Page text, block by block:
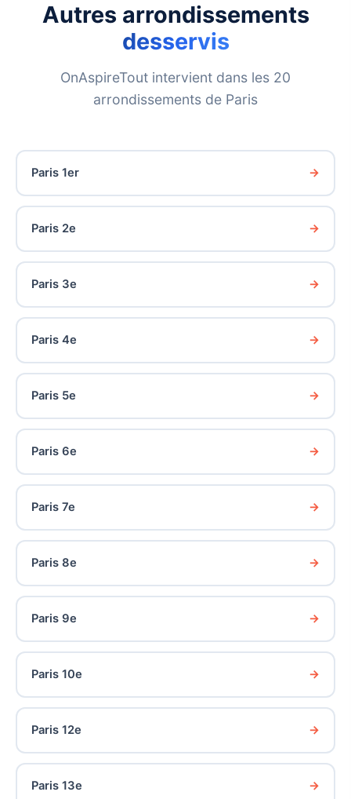
Autres arrondissements
desservis
OnAspireTout intervient dans les 20
arrondissements de Paris
Paris 1er
Paris 2e
Paris 3e
Paris 4e
Paris 5e
Paris 6e
Paris 7e
Paris 8e
Paris 9e
Paris 10e
Paris 12e
Paris 13e